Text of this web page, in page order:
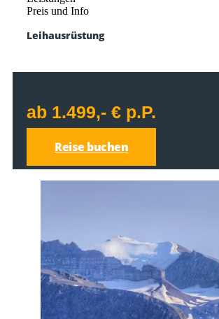
Preis und Info
Leihausrüstung
ab 1.499,- € p.P.
Reise buchen